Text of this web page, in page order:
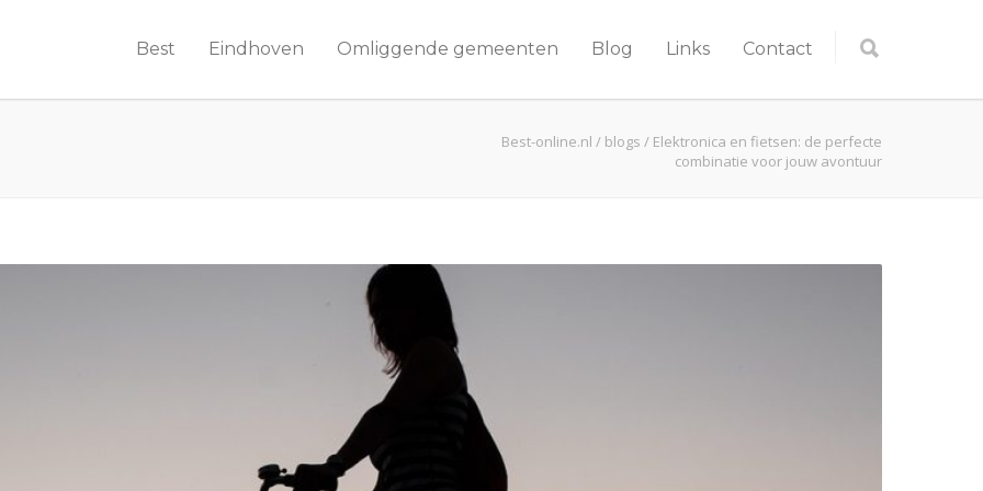
Best Eindhoven Omliggende gemeenten Blog Links Contact
Best-online.nl / blogs / Elektronica en fietsen: de perfecte
combinatie voor jouw avontuur